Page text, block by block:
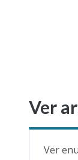
Ver
Ver